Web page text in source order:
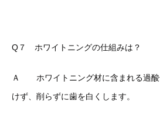
Q７ ホワイトニングの仕組みは？
Ａ ホワイトニング材に含まれる過酸
けず、削らずに歯を白くします。